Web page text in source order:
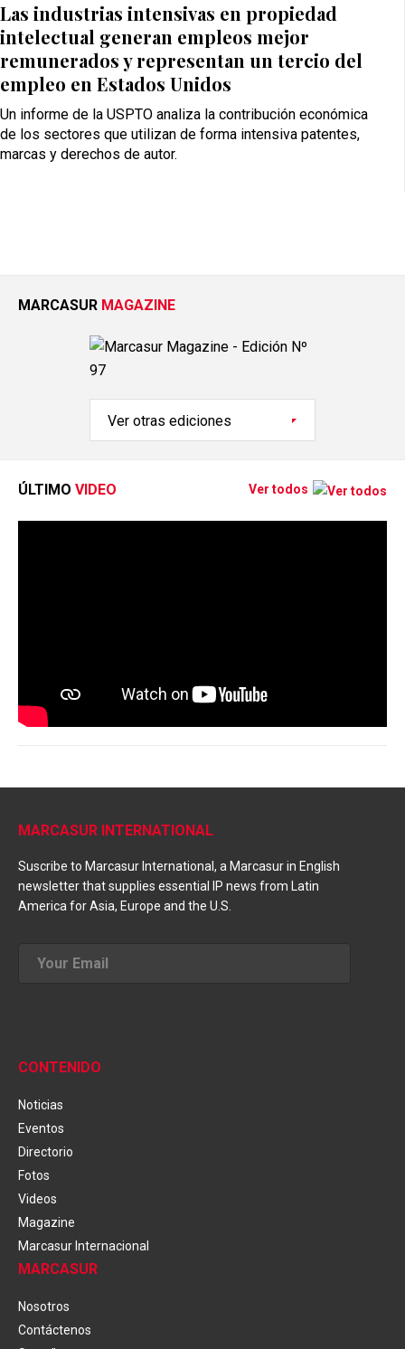
Las industrias intensivas en propiedad
intelectual generan empleos mejor
remunerados y representan un tercio del
empleo en Estados Unidos
Un informe de la USPTO analiza la contribución económica
de los sectores que utilizan de forma intensiva patentes,
marcas y derechos de autor.
MARCASUR MAGAZINE
ÚLTIMO VIDEO Ver todos
MARCASUR INTERNATIONAL
Suscribe to Marcasur International, a Marcasur in English
newsletter that supplies essential IP news from Latin
America for Asia, Europe and the U.S.
CONTENIDO
Noticias
Eventos
Directorio
Fotos
Videos
Magazine
Marcasur Internacional
MARCASUR
Nosotros
Contáctenos